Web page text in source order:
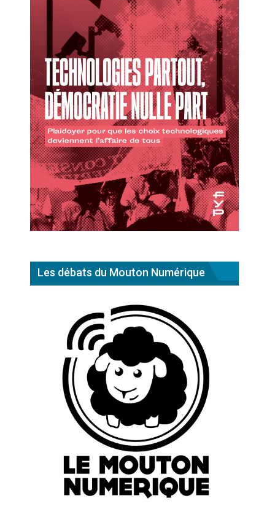
Les débats du Mouton Numérique